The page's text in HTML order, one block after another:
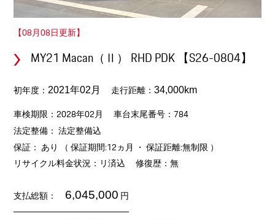
【08月08日更新】
MY21 Macan（Ⅱ） RHD PDK 【S26-0804】
初年度：2021年02月 走行距離：34,000km
車検期限：2028年02月
車台末尾番号：784
法定整備： 法定整備込
保証： あり （ 保証期間:12ヵ月 ・ 保証距離:無制限 ）
リサイクル料金状況：リ済込
修復歴：無
支払総額： 6,045,000 円